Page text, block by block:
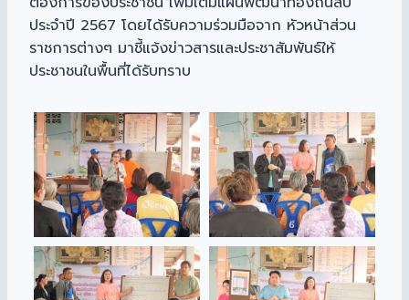
ประจำปี 2567 โดยได้รับความร่วมมือจาก หัวหน้าส่วน
ราชการต่างๆ มาชี้แจ้งข่าวสารและประชาสัมพันธ์ให้
ประชาชนในพื้นที่ได้รับทราบ